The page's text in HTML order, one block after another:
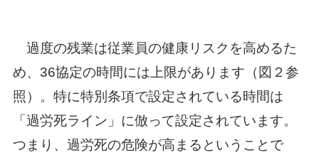
過度の残業は従業員の健康リスクを高めるた
め、36協定の時間には上限があります（図２参
照）。特に特別条項で設定されている時間は
「過労死ライン」に倣って設定されています。
つまり、過労死の危険が高まるということで